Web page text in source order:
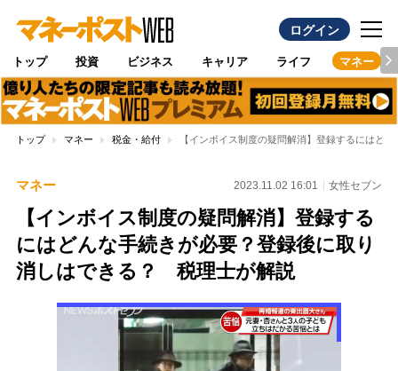
ログイン
トップ 投資 ビジネス キャリア ライフ マネー
トップ マネー 税金・給付 【インボイス制度の疑問解消】登録するにはど
マネー 2023.11.02 16:01 女性セブン
【インボイス制度の疑問解消】登録する
にはどんな手続きが必要？登録後に取り
消しはできる？ 税理士が解説